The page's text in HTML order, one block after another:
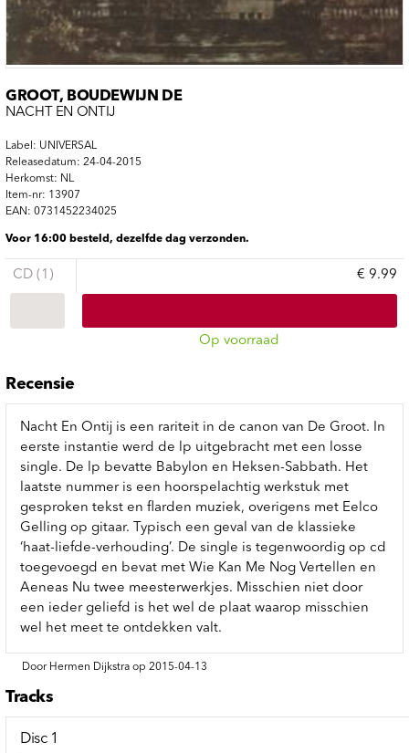
GROOT, BOUDEWIJN DE
NACHT EN ONTIJ
Label: UNIVERSAL
Releasedatum: 24-04-2015
Herkomst: NL
Item-nr: 13907
EAN: 0731452234025
Voor 16:00 besteld, dezelfde dag verzonden.
CD (1) € 9.99
Op voorraad
Recensie
Nacht En Ontij is een rariteit in de canon van De Groot. In
eerste instantie werd de lp uitgebracht met een losse
single. De lp bevatte Babylon en Heksen-Sabbath. Het
laatste nummer is een hoorspelachtig werkstuk met
gesproken tekst en flarden muziek, overigens met Eelco
Gelling op gitaar. Typisch een geval van de klassieke
‘haat-liefde-verhouding’. De single is tegenwoordig op cd
toegevoegd en bevat met Wie Kan Me Nog Vertellen en
Aeneas Nu twee meesterwerkjes. Misschien niet door
een ieder geliefd is het wel de plaat waarop misschien
wel het meet te ontdekken valt.
Door Hermen Dijkstra op 2015-04-13
Tracks
Disc 1